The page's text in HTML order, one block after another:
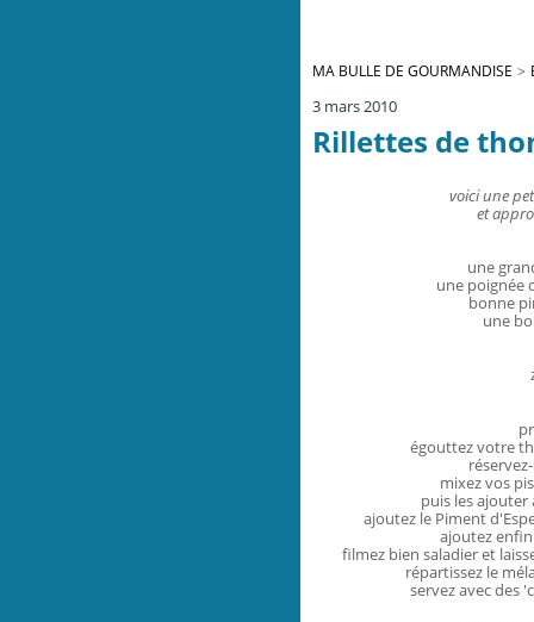
MA BULLE DE GOURMANDISE >
3 mars 2010
Rillettes de
voici une
et
une
une poignée
bonne
une
égouttez votre
mixez vos
puis les ajouter
ajoutez le Piment
ajoutez
filmez bien saladier et
répartissez le
servez avec des